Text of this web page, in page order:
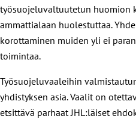
työsuojeluvaltuutetun huomion
ammattialaan huolestuttaa.
korottaminen muiden yli ei
toimintaa.
Työsuojeluvaaleihin
yhdistyksen asia. Vaalit on
etsittävä parhaat JHL:läiset